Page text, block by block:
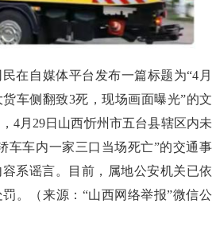
在自媒体平台发布一篇标题为“4月
车侧翻致3死，现场画面曝光”的文
4月29日山西忻州市五台县辖区内未
车车内一家三口当场死亡”的交通事
系谣言。目前，属地公安机关已依
。（来源：“山西网络举报”微信公